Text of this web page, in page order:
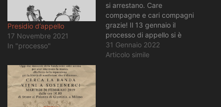
Presidio d’appello
17 Novembre 2021
In "processo"
si arrestano. Care
compagne e cari compagni
grazie! Il 13 gennaio il
processo di appello si è
concluso con la mitica
sentenza : tutti assolti. Il
31 Gennaio 2022
Articolo simile